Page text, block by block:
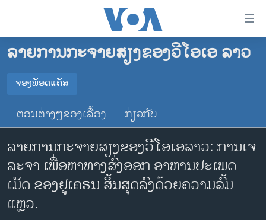
ເຂົ້າ
ຂ້າມ
ໄປ
ຊອກ
ຄົ້ນ
ໂຮມເພຈ
ລາວ
ອາເມຣິກາ
ການເລືອກຕັ້ງ ປະທານາທີບໍດີ ສະຫະລັດ 2024
ຂ່າວ​ຈີນ
ໂລກ
ເອເຊຍ
ອິດສະຫຼະພາບດ້ານການຂ່າວ
ລາຍການກະຈາຍສຽງຂອງວີໂອເອ ລາວ
ຈອງພັອດແຄັສ
ຈອງພັອດແຄັສ
YouTube
ຕອນຕ່າງໆຂອງເລື້ອງ ກ່ຽວກັບ
ລາຍການກະຈາຍສຽງຂອງວີໂອເອລາວ: ການ​ເຈ​
ລະ​ຈາ ​ເພື່ອ​ຫາ​ທາງ​ສົ່ງ​ອອກ ອາ​ຫານ​ປະ​ເພດ​
ເມັດ​ ຂອງ​ຢູ​ເຄ​ຣນ ສິ້ນ​ສຸດ​ລົງ​ດ້ວ​ຍ​ຄ​ວາມ​ລົ້ມ​
ແຫຼວ.